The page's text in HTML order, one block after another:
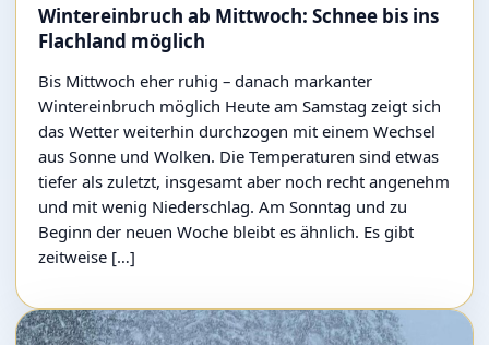
Wintereinbruch ab Mittwoch: Schnee bis ins
Flachland möglich
Bis Mittwoch eher ruhig – danach markanter
Wintereinbruch möglich Heute am Samstag zeigt sich
das Wetter weiterhin durchzogen mit einem Wechsel
aus Sonne und Wolken. Die Temperaturen sind etwas
tiefer als zuletzt, insgesamt aber noch recht angenehm
und mit wenig Niederschlag. Am Sonntag und zu
Beginn der neuen Woche bleibt es ähnlich. Es gibt
zeitweise […]